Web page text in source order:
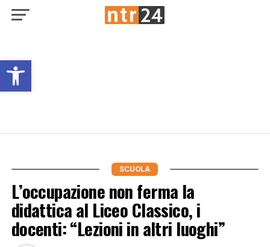
Open toolbar
SCUOLA
L’occupazione non ferma la
didattica al Liceo Classico, i
docenti: “Lezioni in altri luoghi”